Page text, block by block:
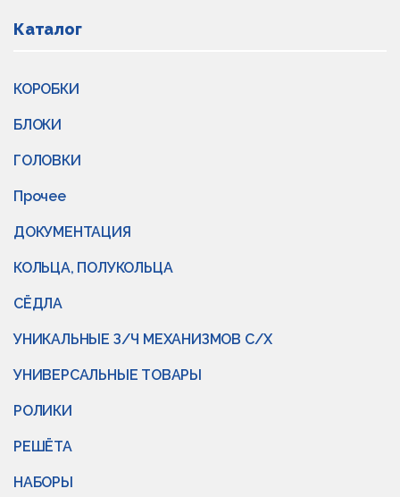
Каталог
КОРОБКИ
БЛОКИ
ГОЛОВКИ
Прочее
ДОКУМЕНТАЦИЯ
КОЛЬЦА, ПОЛУКОЛЬЦА
СЁДЛА
УНИКАЛЬНЫЕ З/Ч МЕХАНИЗМОВ С/Х
УНИВЕРСАЛЬНЫЕ ТОВАРЫ
РОЛИКИ
РЕШЁТА
НАБОРЫ